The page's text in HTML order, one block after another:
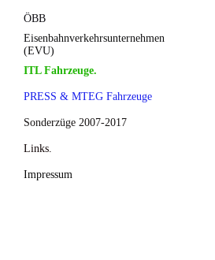
ÖBB
Eisenbahnverkehrsunternehmen
(EVU)
ITL Fahrzeuge.
PRESS & MTEG Fahrzeuge
Sonderzüge 2007-2017
Links.
Impressum